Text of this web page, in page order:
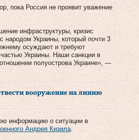
пока Россия не проявит уважение
инфраструктуры, кризис
народом Украины, который почти 3
осуждают и требуют
Украины. Наши санкции в
полуострова Украине», —
вооружение на линию
информацию о ситуации в
Андрея Кизила